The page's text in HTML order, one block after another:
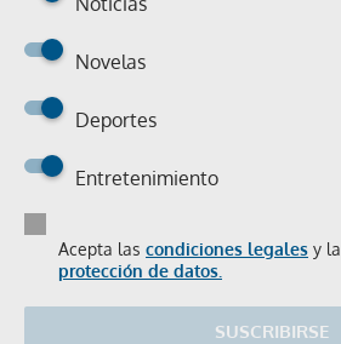
Novelas
Deportes
Entretenimiento
Acepta las condiciones legales y la
protección de datos.
SUSCRIBIRSE